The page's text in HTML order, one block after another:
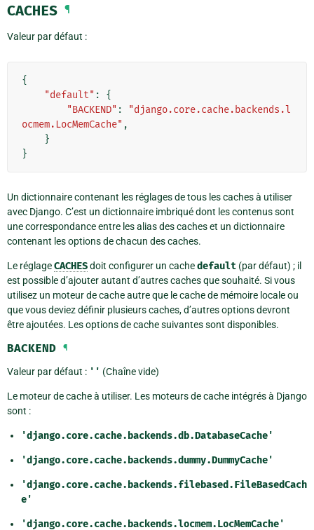
CACHES ¶
Valeur par défaut :
{
"default" :
{
"BACKEND" :
"django.core.cache.backends.l
ocmem.LocMemCache" ,
}
}
Un dictionnaire contenant les réglages de tous les caches à utiliser
avec Django. C’est un dictionnaire imbriqué dont les contenus sont
une correspondance entre les alias des caches et un dictionnaire
contenant les options de chacun des caches.
Le réglageCACHESdoit configurer un cachedefault (par défaut) ; il
est possible d’ajouter autant d’autres caches que souhaité. Si vous
utilisez un moteur de cache autre que le cache de mémoire locale ou
que vous deviez définir plusieurs caches, d’autres options devront
être ajoutées. Les options de cache suivantes sont disponibles.
BACKEND ¶
Valeur par défaut : '' (Chaîne vide)
Le moteur de cache à utiliser. Les moteurs de cache intégrés à Django
sont :
'django.core.cache.backends.db.DatabaseCache'
'django.core.cache.backends.dummy.DummyCache'
'django.core.cache.backends.filebased.FileBasedCach
e'
'django.core.cache.backends.locmem.LocMemCache'